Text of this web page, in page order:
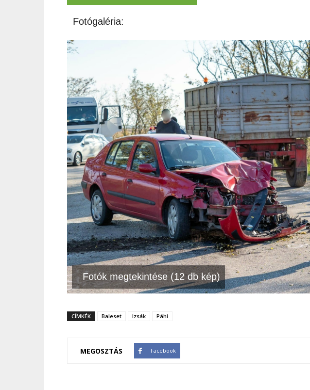
Fotógaléria:
Fotók megtekintése (12 db kép)
CÍMKÉK Baleset Izsák Páhi
MEGOSZTÁS Facebook